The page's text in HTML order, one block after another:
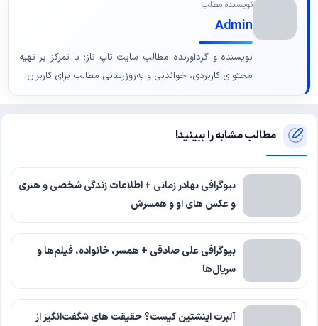
نویسنده مطلب
Admin
نویسنده و گردآورنده مطالب سایت تاپ ناز؛ با تمرکز بر تهیه
محتوای کاربردی، خواندنی و به‌روزرسانی مطالب برای کاربران.
مطالب مشابه را ببینید!
بیوگرافی بهادر زمانی + اطلاعات زندگی شخصی و هنری
و عکس های او و همسرش
بیوگرافی علی صادقی + همسر، خانواده، فیلم‌ها و
سریال‌ها
آلبرت اینشتین کیست؟ حقیقت های شگفت‌انگیز از